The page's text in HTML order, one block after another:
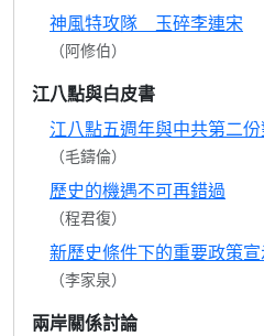
神風特攻隊 玉碎李連宋
（阿修伯）
江八點與白皮書
江八點五週年與中共第二
（毛鑄倫）
歷史的機遇不可再錯過
（程君復）
新歷史條件下的重要政策
（李家泉）
兩岸關係討論